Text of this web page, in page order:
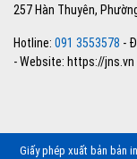
257 Hàn Thuyên,
Hotline: 091 3553578 -
- Website: https://jns.vn
Giấy phép xuất bản bản